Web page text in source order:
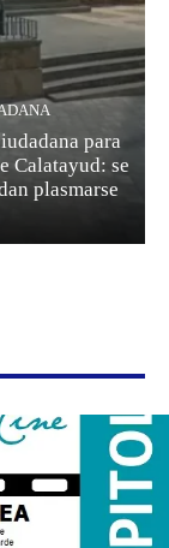
para
Calatayud: se
plasmarse